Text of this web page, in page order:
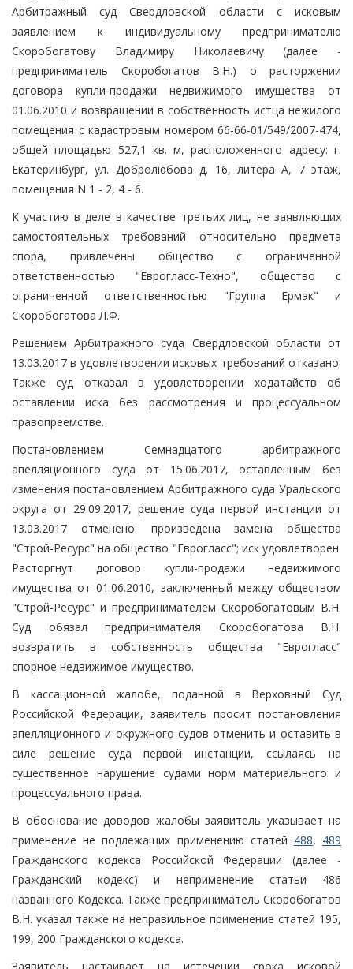
Арбитражный суд Свердловской области с исковым
заявлением к индивидуальному предпринимателю
Скоробогатову Владимиру Николаевичу (далее -
предприниматель Скоробогатов В.Н.) о расторжении
договора купли-продажи недвижимого имущества от
01.06.2010 и возвращении в собственность истца нежилого
помещения с кадастровым номером 66-66-01/549/2007-474,
общей площадью 527,1 кв. м, расположенного адресу: г.
Екатеринбург, ул. Добролюбова д. 16, литера А, 7 этаж,
помещения N 1 - 2, 4 - 6.
К участию в деле в качестве третьих лиц, не заявляющих
самостоятельных требований относительно предмета
спора, привлечены общество с ограниченной
ответственностью "Еврогласс-Техно", общество с
ограниченной ответственностью "Группа Ермак" и
Скоробогатова Л.Ф.
Решением Арбитражного суда Свердловской области от
13.03.2017 в удовлетворении исковых требований отказано.
Также суд отказал в удовлетворении ходатайств об
оставлении иска без рассмотрения и процессуальном
правопреемстве.
Постановлением Семнадцатого арбитражного
апелляционного суда от 15.06.2017, оставленным без
изменения постановлением Арбитражного суда Уральского
округа от 29.09.2017, решение суда первой инстанции от
13.03.2017 отменено: произведена замена общества
"Строй-Ресурс" на общество "Еврогласс"; иск удовлетворен.
Расторгнут договор купли-продажи недвижимого
имущества от 01.06.2010, заключенный между обществом
"Строй-Ресурс" и предпринимателем Скоробогатовым В.Н.
Суд обязал предпринимателя Скоробогатова В.Н.
возвратить в собственность общества "Еврогласс"
спорное недвижимое имущество.
В кассационной жалобе, поданной в Верховный Суд
Российской Федерации, заявитель просит постановления
апелляционного и окружного судов отменить и оставить в
силе решение суда первой инстанции, ссылаясь на
существенное нарушение судами норм материального и
процессуального права.
В обоснование доводов жалобы заявитель указывает на
применение не подлежащих применению статей 488, 489
Гражданского кодекса Российской Федерации (далее -
Гражданский кодекс) и неприменение статьи 486
названного Кодекса. Также предприниматель Скоробогатов
В.Н. указал также на неправильное применение статей 195,
199, 200 Гражданского кодекса.